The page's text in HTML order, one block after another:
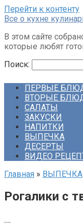
Перейти к контенту
Все о кухне
В этом сайте
которые любят
Поиск:
ПЕРВЫЕ
ВТОРЫЕ
САЛАТЫ
ЗАКУСКИ
НАПИТКИ
ВЫПЕЧКА
ДЕСЕРТЫ
ВИДЕО
Главная » ВЫПЕЧКА
Рогалики с